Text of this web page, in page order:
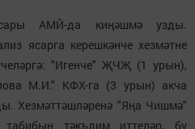
АМЙ-да киңәшмә узды.
ясарга керешкәнче хезмәтне
"Игенче" ҖЧҖ (1 урын),
М.И." КФХ-га (3 урын) акча
Хезмәттәшләренә "Яңа Чишмә"
тәкъдим иттеләр, бу